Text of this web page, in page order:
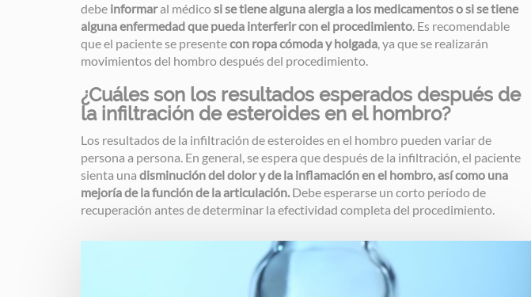
debe informaral médicosi se tiene alguna alergia a los medicamentos o si se tiene
alguna enfermedad que pueda interferir con el procedimiento. Es recomendable
que el paciente se presentecon ropa cómoda y holgada, ya que se realizarán
movimientos del hombro después del procedimiento.
¿Cuáles son los resultados esperados después de
la infiltración de esteroides en el hombro?
Los resultados de la infiltración de esteroides en el hombro pueden variar de
persona a persona. En general, se espera que después de la infiltración, el paciente
sienta una disminución del dolor y de la inflamación en el hombro, así como una
mejoría de la función de la articulación.Debe esperarse un corto período de
recuperación antes de determinar la efectividad completa del procedimiento.